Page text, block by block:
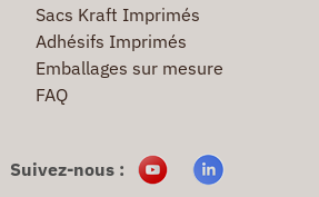
Sacs Kraft Imprimés
Adhésifs Imprimés
Emballages sur mesure
FAQ
Suivez-nous :